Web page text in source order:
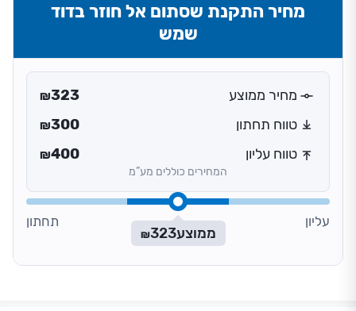
מחיר התקנת שסתום אל חוזר בדוד
שמש
מחיר ממוצע ₪323
טווח תחתון
₪300
טווח עליון
₪400
המחירים כוללים מע”מ
עליון
ממוצע ₪323
תחתון